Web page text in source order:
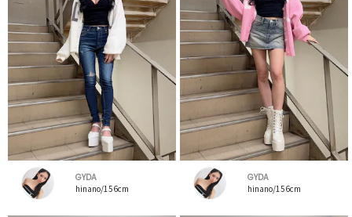
GYDA
hinano/156cm
GYDA
hinano/156cm